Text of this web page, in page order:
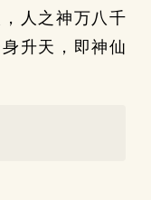
人之神万八千
升天，即神仙